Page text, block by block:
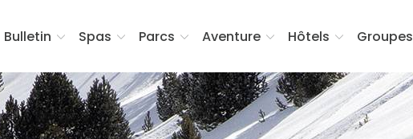
Bulletin Spas Parcs Aventure Hôtels Groupes